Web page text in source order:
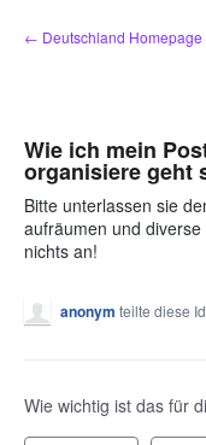
Zum
Inhalt
← Deutschland Homepage
Wie ich mein
organisiere geht
Bitte unterlassen sie
aufräumen und
nichts an!
anonym teilte diese
Wie wichtig ist das für